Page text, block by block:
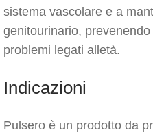
sistema vascolare e a
genitourinario,
problemi legati alletà.
Indicazioni
Pulsero è un prodotto da